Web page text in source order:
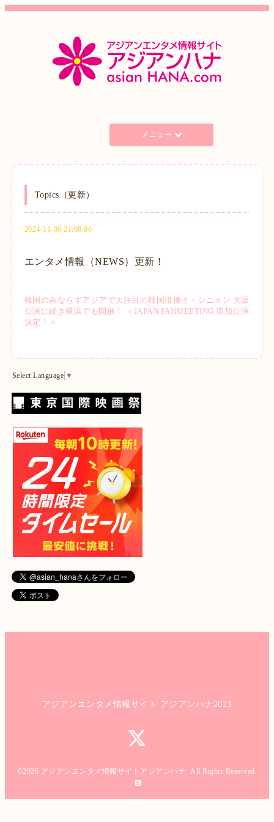
メニュー
Topics（更新）
2024-11-06 21:00:00
エンタメ情報（NEWS）更新！
韓国のみならずアジアで大注目の韓国俳優イ・シニョン 大阪
公演に続き横浜でも開催！ ＜JAPAN FANMEETING 追加公演
決定！＞
Select Language ▼
アジアンエンタメ情報サイト アジアンハナ2023
©2026 アジアンエンタメ情報サイトアジアンハナ. All Rights Reserved.